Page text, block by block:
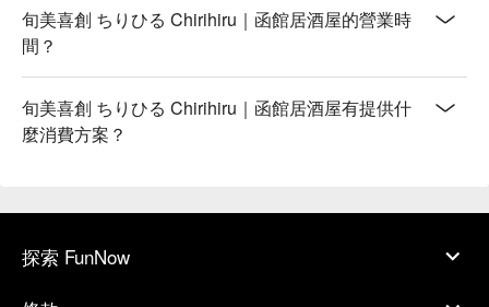
旬美喜創 ちりひる Chirihiru｜函館居酒屋的營業時
間？
旬美喜創 ちりひる Chirihiru｜函館居酒屋有提供什
麼消費方案？
探索 FunNow